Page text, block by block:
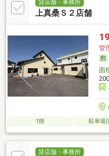
貸店舗・事務所
上真桑Ｓ２店舗
管
面
1階 駐車場(
貸店舗・事務所